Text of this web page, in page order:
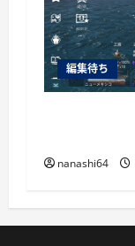
編集待ち
nanashi64